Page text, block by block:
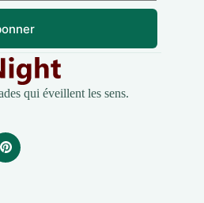
qui éveillent les sens.